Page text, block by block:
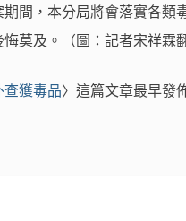
間，本分局將會落實各類
莫及。（圖：記者宋祥霖翻
獲毒品〉這篇文章最早發